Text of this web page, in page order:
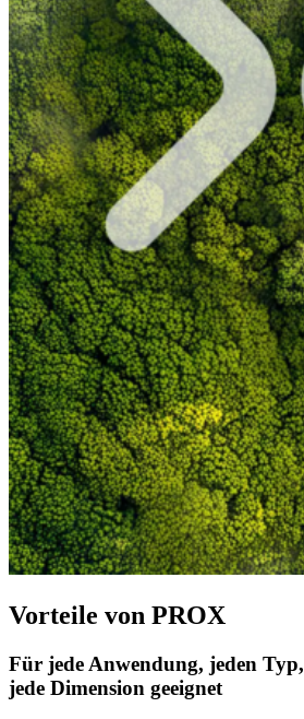
Vorteile von PROX
Für jede Anwendung, jeden Typ,
jede Dimension geeignet